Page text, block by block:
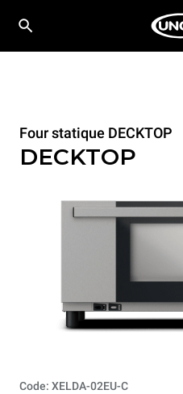
Four statique DECKTOP
DECKTOP
Code: XELDA-02EU-C